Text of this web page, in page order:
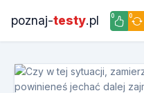
poznaj-testy.pl 0 0